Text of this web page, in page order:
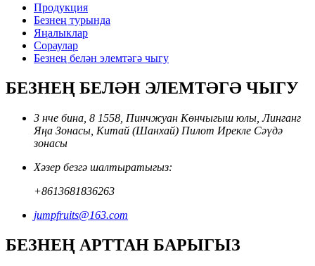
Продукция
Безнең турында
Яңалыклар
Сораулар
Безнең белән элемтәгә чыгу
БЕЗНЕҢ БЕЛӘН ЭЛЕМТӘГӘ ЧЫГУ
3 нче бина, 8 1558, Пинчжуан Көнчыгыш юлы, Линганг
Яңа Зонасы, Китай (Шанхай) Пилот Ирекле Сәүдә
зонасы
Хәзер безгә шалтыратыгыз:
+8613681836263
jumpfruits@163.com
БЕЗНЕҢ АРТТАН БАРЫГЫЗ